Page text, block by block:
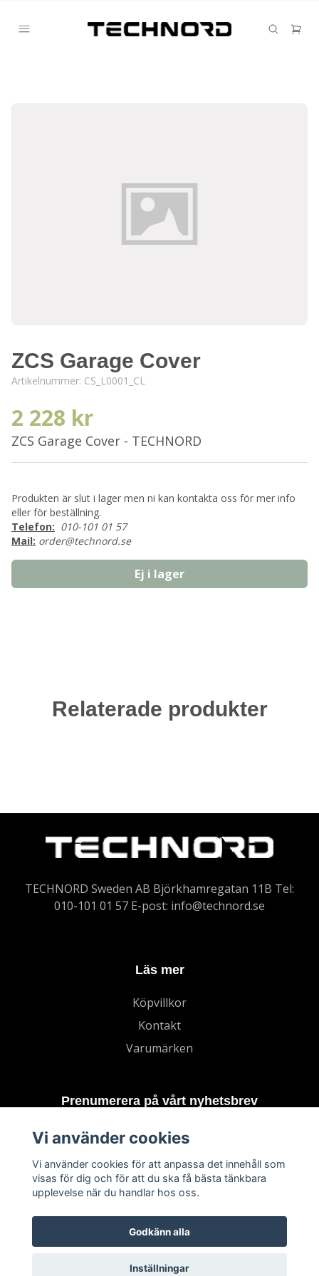
ZCS Garage Cover
Artikelnummer: CS_L0001_CL
2 228 kr
ZCS Garage Cover - TECHNORD
Produkten är slut i lager men ni kan kontakta oss för mer info
eller för beställning.
Telefon: 010-101 01 57
Mail: order@technord.se
Ej i lager
Relaterade produkter
TECHNORD Sweden AB Björkhamregatan 11B Tel:
010-101 01 57 E-post: info@technord.se
Läs mer
Köpvillkor
Kontakt
Varumärken
Prenumerera på vårt nyhetsbrev
Vi använder cookies
Vi använder cookies för att anpassa det innehåll som
visas för dig och för att du ska få bästa tänkbara
upplevelse när du handlar hos oss.
Godkänn alla
Inställningar